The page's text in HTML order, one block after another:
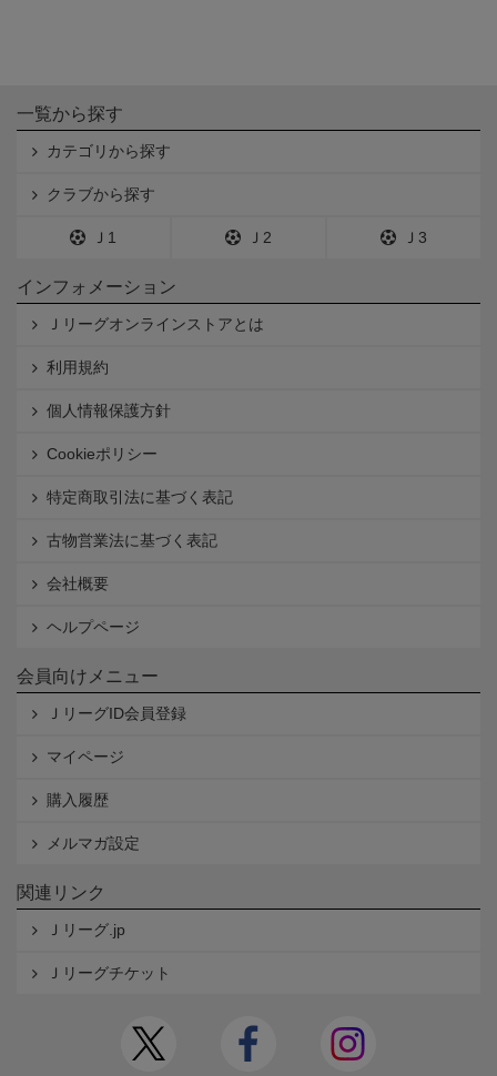
一覧から探す
カテゴリから探す
クラブから探す
Ｊ1 Ｊ2 Ｊ3
インフォメーション
Ｊリーグオンラインストアとは
利用規約
個人情報保護方針
Cookieポリシー
特定商取引法に基づく表記
古物営業法に基づく表記
会社概要
ヘルプページ
会員向けメニュー
ＪリーグID会員登録
マイページ
購入履歴
メルマガ設定
関連リンク
Ｊリーグ.jp
Ｊリーグチケット